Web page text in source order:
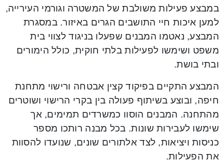
במבצע פעילות משולבת של המשטרה וגורמי העירייה,
למען איכות חיי התושבים הגרים באיזור. במסגרת
המבצע, נאטמו המבנים שפעלו בניגוד לצווי בית
משפט ושימשו לפעילות בלתי חוקית, כולל הימורים
ובתי בושת.
המבצע התקיים בפיקוד קצין אבטחה ורישוי מתחנת
חיפה, ובוצע בשיתוף פעולה בין בקרי הרישוי ושוטרים
מהתחנה. המבנים הוסוו כמשרדים תמימים, אך
שימשו לעבירות שונות. בכל מבנה רותכו מספר
כניסות ויציאות, לצד אלתורים שונים, שנועדו להסוות
את הפעילות.